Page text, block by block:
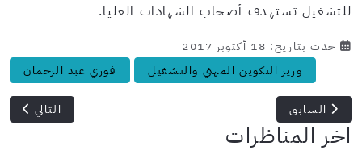
للتشغيل تستهدف أصحاب الشهادات العليا.
حدث بتاريخ: 18 أكتوبر 2017
وزير التكوين المهني والتشغيل فوزي عبد الرحمان
المقال السابق: انتداب أكثر من 1000 مراقب في وزارة المالية
السابق المقال
التالي
اخر المناظرات